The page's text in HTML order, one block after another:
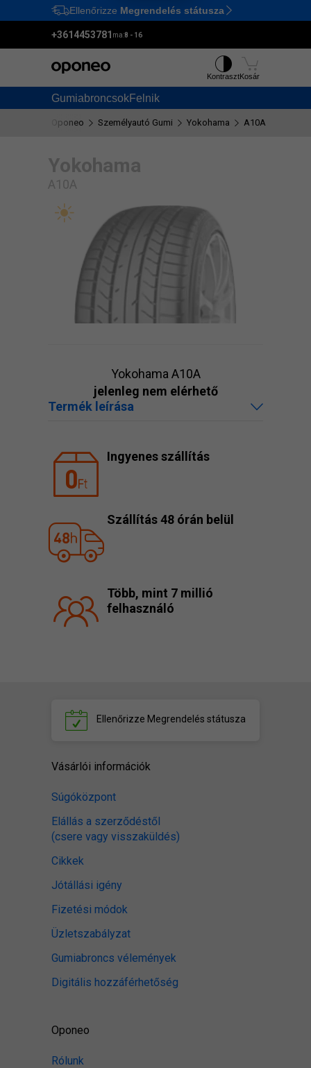
Ctrl M
Ellenőrizze Megrendelés státusza
+3614453781 ma:8 - 16
GumiabroncsokFelnik
KontrasztKosár
Oponeo Személyautó Gumi Yokohama A10A
Yokohama
A10A
Yokohama A10A
jelenleg nem elérhető
Termék leírása
Ingyenes szállítás
Szállítás 48 órán belül
Több, mint 7 millió
felhasználó
Ellenőrizze Megrendelés státusza
Vásárlói információk
Súgóközpont
Elállás a szerződéstől
(csere vagy visszaküldés)
Cikkek
Jótállási igény
Fizetési módok
Üzletszabályzat
Gumiabroncs vélemények
Digitális hozzáférhetőség
Oponeo
Rólunk